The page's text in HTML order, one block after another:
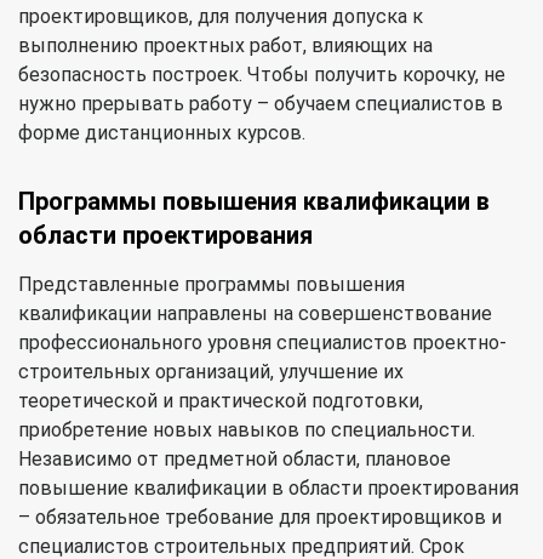
проектировщиков, для получения допуска к
выполнению проектных работ, влияющих на
безопасность построек. Чтобы получить корочку, не
нужно прерывать работу – обучаем специалистов в
форме дистанционных курсов.
Программы повышения квалификации в
области проектирования
Представленные программы повышения
квалификации направлены на совершенствование
профессионального уровня специалистов проектно-
строительных организаций, улучшение их
теоретической и практической подготовки,
приобретение новых навыков по специальности.
Независимо от предметной области, плановое
повышение квалификации в области проектирования
– обязательное требование для проектировщиков и
специалистов строительных предприятий. Срок